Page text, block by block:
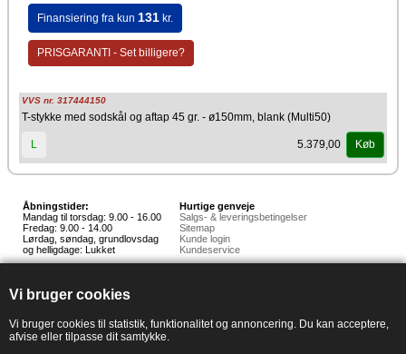
Vi bruger cookies
Vi bruger cookies til statistik, funktionalitet og annoncering. Du kan acceptere,
afvise eller tilpasse dit samtykke.
Finansiering fra kun 131kr.
PRISGARANTI - Set billigere?
VVS nr. 317444150
T-stykke med sodskål og aftap 45 gr. - ø150mm, blank (Multi50)
L 5.379,00 Køb
Åbningstider:
Mandag til torsdag: 9.00 - 16.00
Fredag: 9.00 - 14.00
Lørdag, søndag, grundlovsdag
og helligdage: Lukket
Hurtige genveje
Salgs- & leveringsbetingelser
Sitemap
Kunde login
Kundeservice
Hunnerupvej 3, 6920 Videbæk
E-mail:salg@hedestoker.dk
PA: